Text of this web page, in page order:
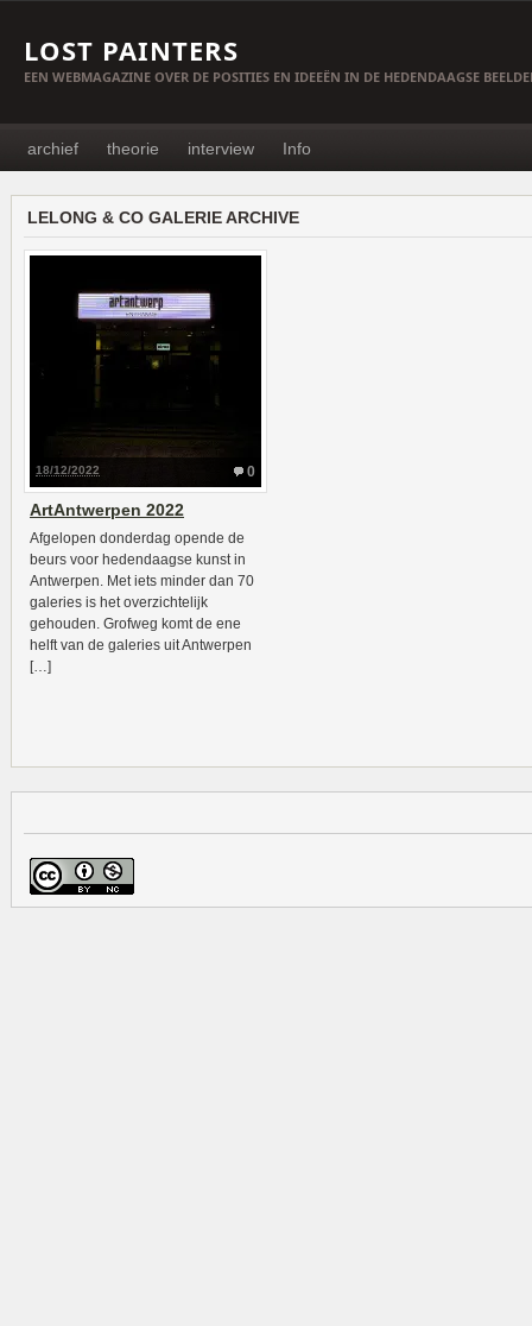
LOST PAINTERS
EEN WEBMAGAZINE OVER DE POSITIES EN IDEEËN IN DE HEDENDAAGSE
archief theorie interview Info
LELONG & CO GALERIE ARCHIVE
0
18/12/2022
ArtAntwerpen 2022
Afgelopen donderdag opende de
beurs voor hedendaagse kunst in
Antwerpen. Met iets minder dan 70
galeries is het overzichtelijk
gehouden. Grofweg komt de ene
helft van de galeries uit Antwerpen
[…]